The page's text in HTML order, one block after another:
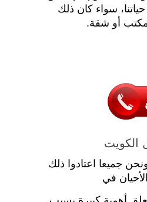
سواء كان ذلك
أو شقة.
الكويت
جميعا اعتادوا ذلك
في